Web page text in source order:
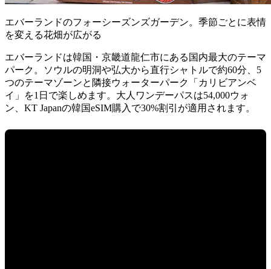
エバーランドのフォーシーズンズガーデン。季節ごとに表情
を変える花畑が広がる
エバーランドは韓国・京畿道龍仁市にある国内最大のテーマ
パーク。ソウルの明洞や弘大から直行シャトルで約60分、5
つのテーマゾーンと隣接ウォーターパーク「カリビアンベ
イ」を1日で楽しめます。大人ワンデーパスは54,000ウォ
ン、KT Japanの韓国eSIM購入で30%割引が適用されます。